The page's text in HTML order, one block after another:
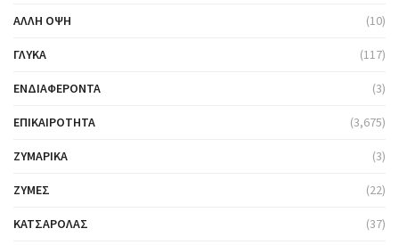
ΆΛΛΗ ΌΨΗ (10)
ΓΛΥΚΆ (117)
ΕΝΔΙΑΦΈΡΟΝΤΑ (3)
ΕΠΙΚΑΙΡΌΤΗΤΑ (3,675)
ΖΥΜΑΡΙΚΆ (3)
ΖΎΜΕΣ (22)
ΚΑΤΣΑΡΌΛΑΣ (37)